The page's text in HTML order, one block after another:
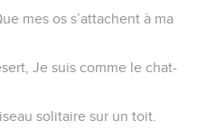
mes os s’attachent à ma
Je suis comme le chat-
solitaire sur un toit.